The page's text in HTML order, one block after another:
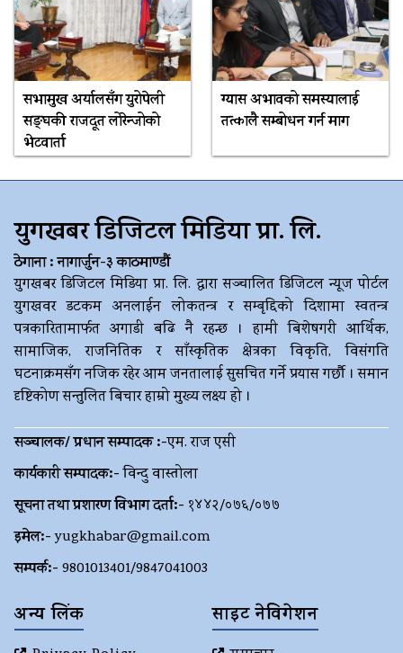
सभामुख अर्यालसँग युरोपेली
सङ्घकी राजदूत लोरेन्जोको
भेटवार्ता
ग्यास अभावको समस्यालाई
तत्कालै सम्बोधन गर्न माग
युगखबर डिजिटल मिडिया प्रा. लि.
ठेगाना : नागार्जुन-३ काठमाण्डौं
युगखबर डिजिटल मिडिया प्रा. लि. द्धारा सञ्चालित डिजिटल न्यूज पोर्टल
युगखवर डटकम अनलाईन लोकतन्त्र र सम्बृद्दिको दिशामा स्वतन्त्र
पत्रकारितामार्फत अगाडी बढि नै रहन्छ । हामी बिशेषगरी आर्थिक,
सामाजिक, राजनितिक र साँस्कृतिक क्षेत्रका विकृति, विसंगति
घटनाक्रमसँग नजिक रहेर आम जनतालाई सुसचित गर्ने प्रयास गर्छौ । समान
दृष्टिकोण सन्तुलित बिचार हाम्रो मुख्य लक्ष्य हो ।
सञ्चालक/ प्रधान सम्पादक :-एम. राज एसी
कार्यकारी सम्पादक:-विन्दु वास्तोला
सूचना तथा प्रशारण विभाग दर्ता:- १४४२/०७६/०७७
इमेल:- yugkhabar@gmail.com
सम्पर्क:- 9801013401/9847041003
अन्य लिंक साइट नेविगेशन